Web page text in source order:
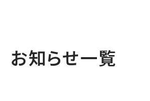
お知らせ一覧